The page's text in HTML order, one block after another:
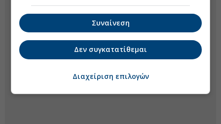
Συναίνεση
Δεν συγκατατίθεμαι
Διαχείριση επιλογών